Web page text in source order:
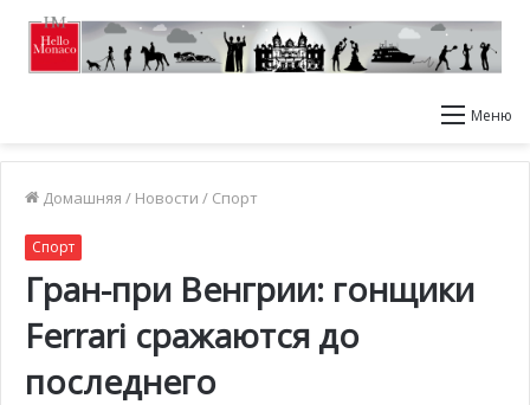
Меню
Домашняя / Новости / Спорт
Спорт
Гран-при Венгрии: гонщики
Ferrari сражаются до
последнего